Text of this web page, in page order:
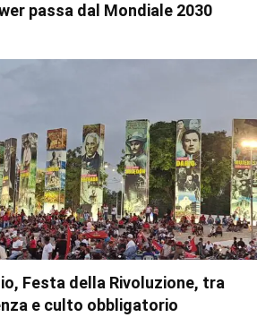
passa dal Mondiale 2030
Festa della Rivoluzione, tra
e culto obbligatorio